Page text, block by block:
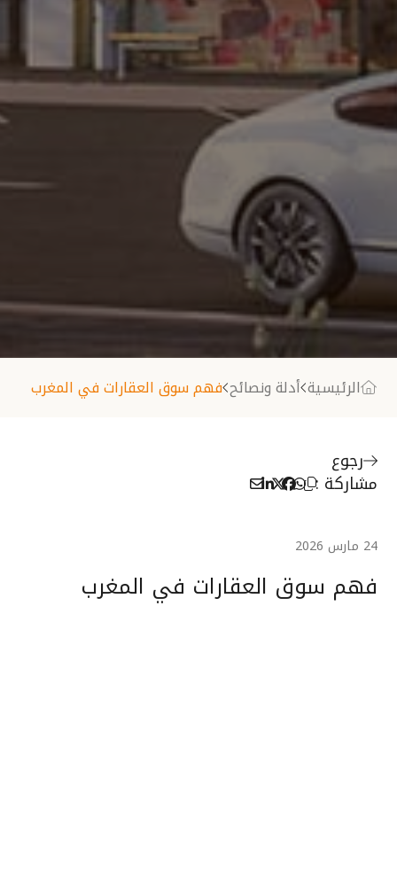
الرئيسية أدلة ونصائح فهم سوق العقارات في المغرب
رجوع
مشاركة :
24 مارس 2026
فهم سوق العقارات في المغرب